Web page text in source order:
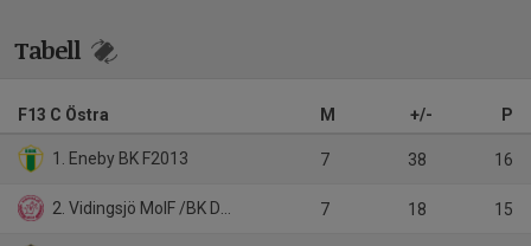
Tabell
F13 C Östra M +/- P
1. Eneby BK F2013 7 38 16
2. Vidingsjö MoIF /BK Derby 7 18 15